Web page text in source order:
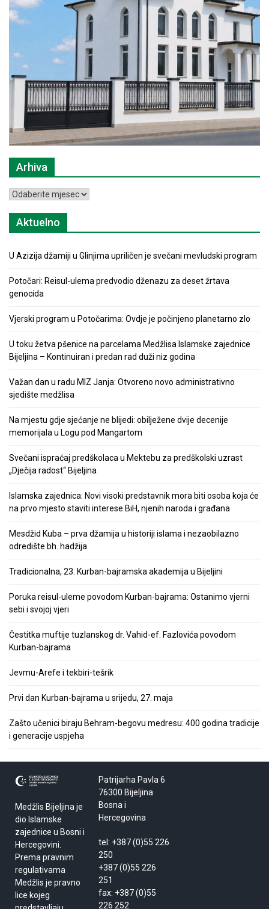
Arhiva
Arhiva
Aktuelno
U Azizija džamiji u Glinjima upriličen je svečani mevludski program
Potočari: Reisul-ulema predvodio dženazu za deset žrtava
genocida
Vjerski program u Potočarima: Ovdje je počinjeno planetarno zlo
U toku žetva pšenice na parcelama Medžlisa Islamske zajednice
Bijeljina – Kontinuiran i predan rad duži niz godina
Važan dan u radu MIZ Janja: Otvoreno novo administrativno
sjedište medžlisa
Na mjestu gdje sjećanje ne blijedi: obilježene dvije decenije
memorijala u Logu pod Mangartom
Svečani ispraćaj predškolaca u Mektebu za predškolski uzrast
„Dječija radost“ Bijeljina
Islamska zajednica: Novi visoki predstavnik mora biti osoba koja će
na prvo mjesto staviti interese BiH, njenih naroda i građana
Mesdžid Kuba – prva džamija u historiji islama i nezaobilazno
odredište bh. hadžija
Tradicionalna, 23. Kurban-bajramska akademija u Bijeljini
Poruka reisul-uleme povodom Kurban-bajrama: Ostanimo vjerni
sebi i svojoj vjeri
Čestitka muftije tuzlanskog dr. Vahid-ef. Fazlovića povodom
Kurban-bajrama
Jevmu-Arefe i tekbiri-tešrik
Prvi dan Kurban-bajrama u srijedu, 27. maja
Zašto učenici biraju Behram-begovu medresu: 400 godina tradicije
i generacije uspjeha
Medžlis Bijeljina je
dio Islamske
zajednice u Bosni i
Hercegovini.
Prema pravnim
regulativama
Medžlis je pravno
lice kojeg
Patrijarha Pavla 6
76300 Bijeljina
Bosna i
Hercegovina
tel: +387 (0)55 226
250
+387 (0)55 226
251
fax: +387 (0)55
226 252